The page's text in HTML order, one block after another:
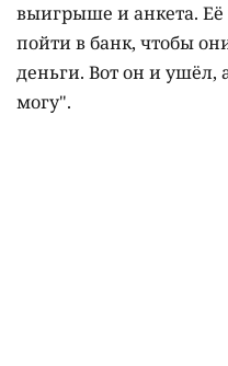
выигрыше и анкета.
пойти в банк, чтобы
деньги. Вот он и ушёл,
могу".